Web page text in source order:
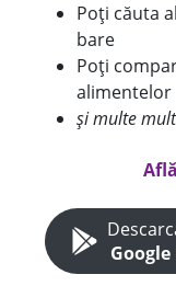
Poți căuta
bare
Poți
alimentelor
și multe
Google